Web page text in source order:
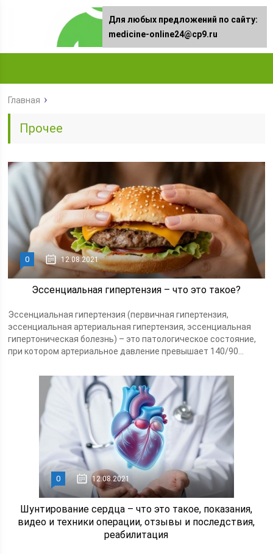
Главная
Прочее
0 12.08.2021
Эссенциальная гипертензия – что это такое?
Эссенциальная гипертензия (первичная гипертензия,
эссенциальная артериальная гипертензия, эссенциальная
гипертоническая болезнь) – это патологическое состояние,
при котором артериальное давление превышает 140/90...
0 12.08.2021
Шунтирование сердца – что это такое, показания,
видео и техники операции, отзывы и последствия,
реабилитация
Для любых предложений по сайту:
medicine-online24@cp9.ru